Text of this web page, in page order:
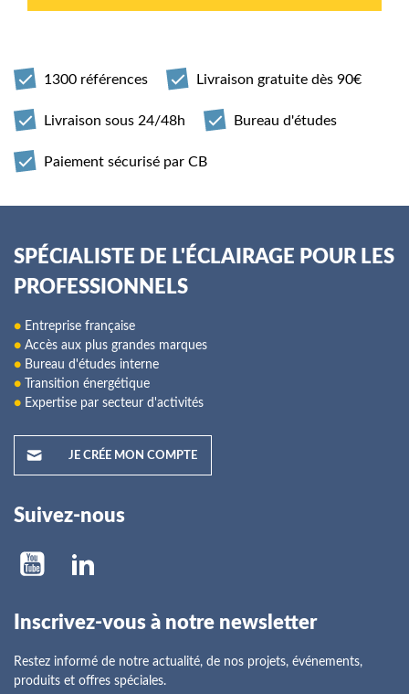
1300 références Livraison gratuite dès 90€
Livraison sous 24/48h Bureau d'études
Paiement sécurisé par CB
SPÉCIALISTE DE L'ÉCLAIRAGE POUR LES
PROFESSIONNELS
● Entreprise française
● Accès aux plus grandes marques
● Bureau d'études interne
● Transition énergétique
● Expertise par secteur d'activités
JE CRÉE MON COMPTE
Suivez-nous
Inscrivez-vous à notre newsletter
Restez informé de notre actualité, de nos projets, événements,
produits et offres spéciales.